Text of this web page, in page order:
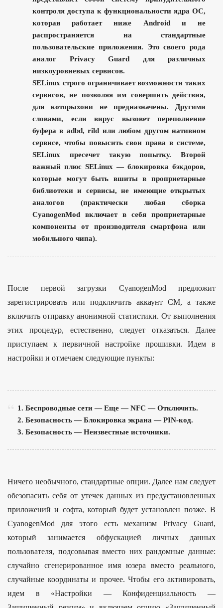
контроля доступа к функциональности ядра ОС,
которая работает ниже Android и не
распространяется на стандартные
пользовательские приложения. Это своего рода
аналог Privacy Guard для различных
низкоуровневых сервисов.
SELinux строго ограничивает возможности таких
сервисов, не позволяя им совершить действия,
для которыхони не предназначены. Другими
словами, если вирус вызовет переполнение
буфера в adbd, rild или любом другом нативном
сервисе, чтобы повысить свои права в системе,
SELinux пресечет такую попытку. Второй
важный плюс SELinux — блокировка бэкдоров,
которые могут быть вшиты в проприетарные
библиотеки и сервисы, не имеющие открытых
аналогов (практически любая сборка
CyanogenMod включает в себя проприетарные
компоненты от производителя смартфона или
мобильного чипа).
После первой загрузки CyanogenMod предложит
зарегистрировать или подключить аккаунт CM, а также
включить отправку анонимной статистики. От выполнения
этих процедур, естественно, следует отказаться. Далее
приступаем к первичной настройке прошивки. Идем в
настройки и отмечаем следующие пункты:
1. Беспроводные сети — Еще — NFC — Отключить.
2. Безопасность — Блокировка экрана — PIN-код.
3. Безопасность — Неизвестные источники.
Ничего необычного, стандартные опции. Далее нам следует
обезопасить себя от утечек данных из предустановленных
приложений и софта, который будет установлен позже. В
CyanogenMod для этого есть механизм Privacy Guard,
который занимается обфускацией личных данных
пользователя, подсовывая вместо них рандомные данные:
случайно сгенерированное имя юзера вместо реального,
случайные координаты и прочее. Чтобы его активировать,
идем в «Настройки — Конфиденциальность —